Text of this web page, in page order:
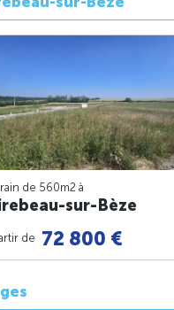
de 560m2 à
sur-Bèze
de 72 800 €